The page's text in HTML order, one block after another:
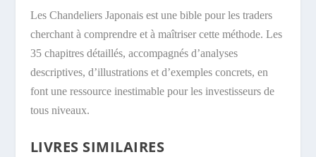
Les Chandeliers Japonais est une bible pour les traders
cherchant à comprendre et à maîtriser cette méthode. Les
35 chapitres détaillés, accompagnés d’analyses
descriptives, d’illustrations et d’exemples concrets, en
font une ressource inestimable pour les investisseurs de
tous niveaux.
LIVRES SIMILAIRES